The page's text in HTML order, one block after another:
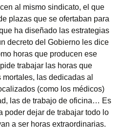
al mismo sindicato, el que
plazas que se ofertaban para
ha diseñado las estrategias
decreto del Gobierno les dice
horas que producen ese
trabajar las horas que
las dedicadas al
(como los médicos)
las de trabajo de oficina… Es
poder dejar de trabajar todo lo
a ser horas extraordinarias.